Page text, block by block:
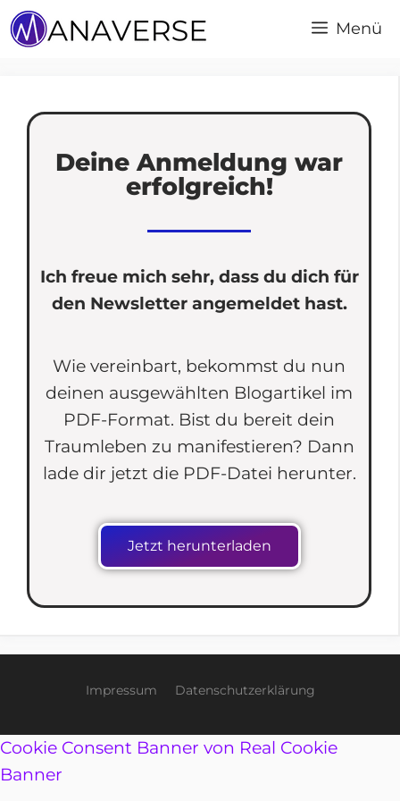
Menü
Deine Anmeldung war
erfolgreich!
Ich freue mich sehr, dass du dich für
den Newsletter angemeldet hast.
Wie vereinbart, bekommst du nun
deinen ausgewählten Blogartikel im
PDF-Format. Bist du bereit dein
Traumleben zu manifestieren? Dann
lade dir jetzt die PDF-Datei herunter.
Jetzt herunterladen
Impressum Datenschutzerklärung
Cookie Consent Banner von Real Cookie
Banner